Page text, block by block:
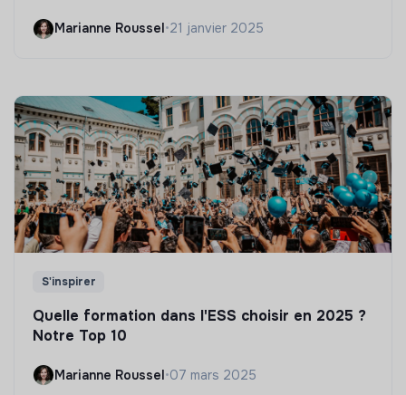
Marianne Roussel•21 janvier 2025
S'inspirer
Quelle formation dans l'ESS choisir en 2025 ?
Notre Top 10
Marianne Roussel•07 mars 2025